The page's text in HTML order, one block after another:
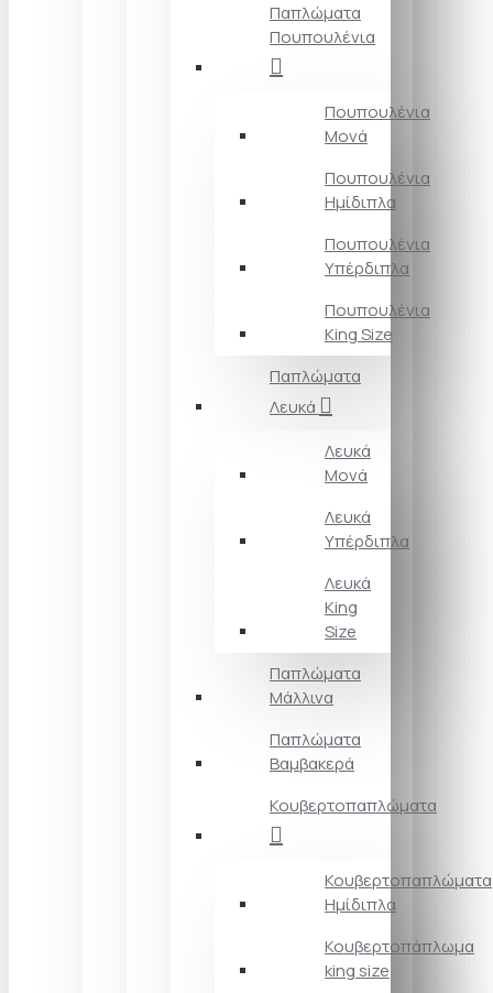
Παπλώματα
Πουπουλένια
Πουπουλένια
Μονά
Πουπουλένια
Ημίδιπλα
Πουπουλένια
Υπέρδιπλα
Πουπουλένια
King Size
Παπλώματα
Λευκά
Λευκά
Μονά
Λευκά
Υπέρδιπλα
Λευκά
King
Size
Παπλώματα
Μάλλινα
Παπλώματα
Βαμβακερά
Κουβερτοπαπλώματα
Κουβερτοπαπλώματα
Ημίδιπλα
Κουβερτοπάπλωμα
king size